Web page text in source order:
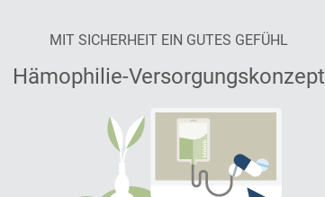
MIT SICHERHEIT EIN GUTES GEFÜHL
Hämophilie-Versorgungskonzept